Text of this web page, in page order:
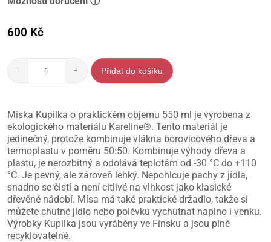
600 Kč
- + Přidat do košíku
Miska Kupilka o praktickém objemu 550 ml je vyrobena z
ekologického materiálu Kareline®. Tento materiál je
jedinečný, protože kombinuje vlákna borovicového dřeva a
termoplastu v poměru 50:50. Kombinuje výhody dřeva a
plastu, je nerozbitný a odolává teplotám od -30 °C do +110
°C. Je pevný, ale zároveň lehký. Nepohlcuje pachy z jídla,
snadno se čistí a není citlivé na vlhkost jako klasické
dřevěné nádobí. Mísa má také praktické držadlo, takže si
můžete chutné jídlo nebo polévku vychutnat naplno i venku.
Výrobky Kupilka jsou vyráběny ve Finsku a jsou plně
recyklovatelné.